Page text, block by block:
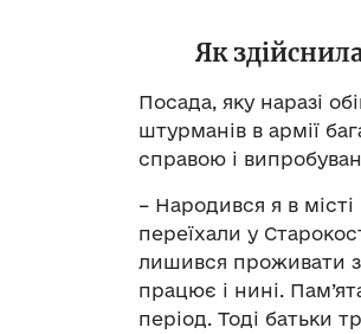
Як
Посада, яку наразі
штурманів в армії
справою і
– Народився я в
переїхали у
лишився проживати
працює і нині.
період. Тоді батьки